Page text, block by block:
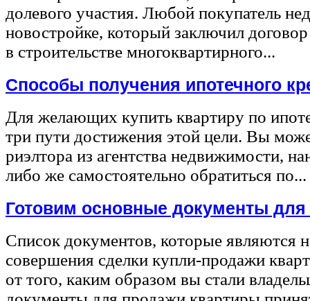
долевого участия. Любой покупатель
новостройке, который заключил
в строительстве многоквартирного...
Способы получения ипотечного
Для желающих купить квартиру по
три пути достижения этой цели. Вы
риэлтора из агентства недвижимости,
либо же самостоятельно обратиться по...
Готовим основные документы
Список документов, которые являются
совершения сделки купли-продажи
от того, каким образом вы стали